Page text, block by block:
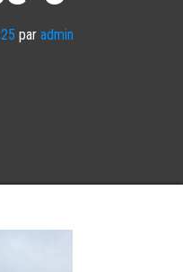
par admin